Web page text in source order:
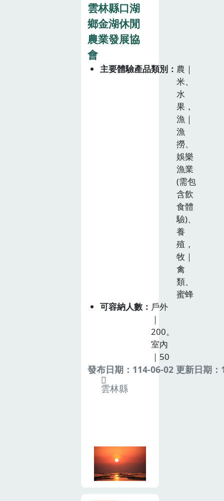
雲林縣口湖
鄉金湖休閒
農業發展協
會
主要體驗產品類別
農｜
米、
水
果，
漁｜
漁
撈、
娛樂
漁業
(需包
含飲
食體
驗)、
養
殖，
牧｜
禽
類、
蜜蜂
可容納人數
戶外
｜
200。
室內
｜50
發布日期：114-06-02 更新日期
雲林縣